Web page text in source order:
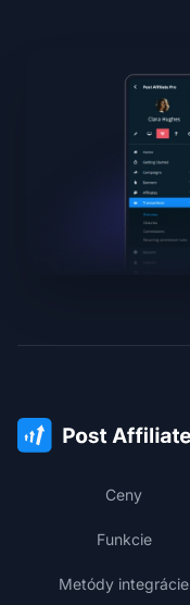
Ceny
Funkcie
Metódy integrácie